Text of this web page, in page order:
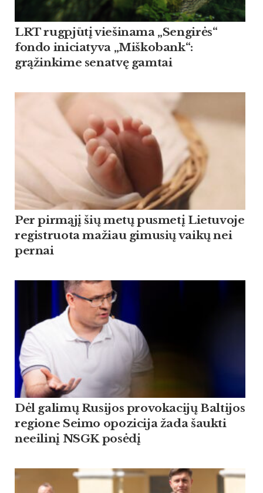
LRT rugpjūtį viešinama „Sengirės“
fondo iniciatyva „Miškobank“:
grąžinkime senatvę gamtai
Per pirmąjį šių metų pusmetį Lietuvoje
registruota mažiau gimusių vaikų nei
pernai
Dėl galimų Rusijos provokacijų Baltijos
regione Seimo opozicija žada šaukti
neeilinį NSGK posėdį